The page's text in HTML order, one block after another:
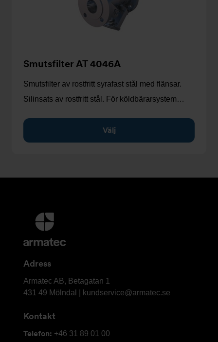
Smutsfilter AT 4046A
Smutsfilter av rostfritt syrafast stål med flänsar.
Silinsats av rostfritt stål. För köldbärarsystem…
Välj
Ytterligare
information
och
Adress
Armatec
AB
Armatec AB, Betagatan 1
431 49 Mölndal |
kundservice@armatec.se
Kontakt
Telefon: +46 31 89 01 00